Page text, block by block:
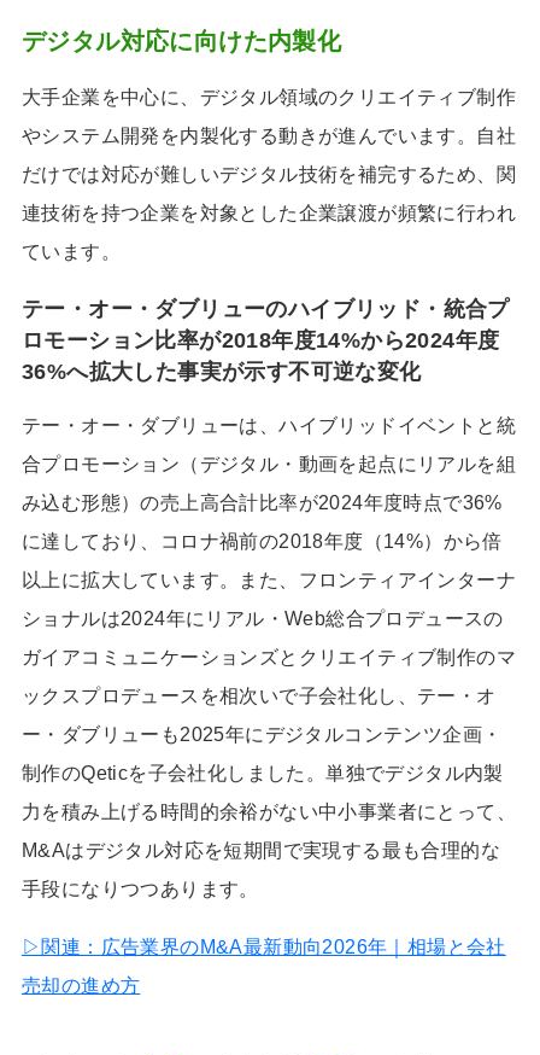
デジタル対応に向けた内製化
大手企業を中心に、デジタル領域のクリエイティブ制作
やシステム開発を内製化する動きが進んでいます。自社
だけでは対応が難しいデジタル技術を補完するため、関
連技術を持つ企業を対象とした企業譲渡が頻繁に行われ
ています。
テー・オー・ダブリューのハイブリッド・統合プ
ロモーション比率が2018年度14%から2024年度
36%へ拡大した事実が示す不可逆な変化
テー・オー・ダブリューは、ハイブリッドイベントと統
合プロモーション（デジタル・動画を起点にリアルを組
み込む形態）の売上高合計比率が2024年度時点で36%
に達しており、コロナ禍前の2018年度（14%）から倍
以上に拡大しています。また、フロンティアインターナ
ショナルは2024年にリアル・Web総合プロデュースの
ガイアコミュニケーションズとクリエイティブ制作のマ
ックスプロデュースを相次いで子会社化し、テー・オ
ー・ダブリューも2025年にデジタルコンテンツ企画・
制作のQeticを子会社化しました。単独でデジタル内製
力を積み上げる時間的余裕がない中小事業者にとって、
M&Aはデジタル対応を短期間で実現する最も合理的な
手段になりつつあります。
▷関連：広告業界のM&A最新動向2026年｜相場と会社
売却の進め方